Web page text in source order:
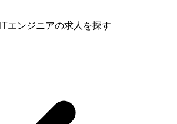
エンジニアの求人を探す